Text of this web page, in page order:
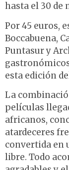
hasta el 30 de
Por 45 euros,
Boccabuena,
Puntasur y
esta edición
La
películas
africanos,
atardeceres
convertida en
libre. Todo